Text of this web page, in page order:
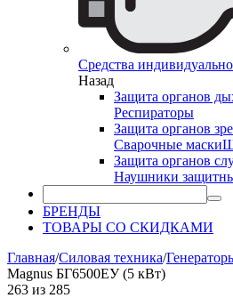
Средства
Назад
Защита органов
Респираторы
Защита органов
Сварочные маски
Защита органов
Наушники
БРЕНДЫ
ТОВАРЫ СО СКИДКАМИ
Главная/Силовая техника/
Magnus БГ6500ЕУ (5 кВт)
263 из 285